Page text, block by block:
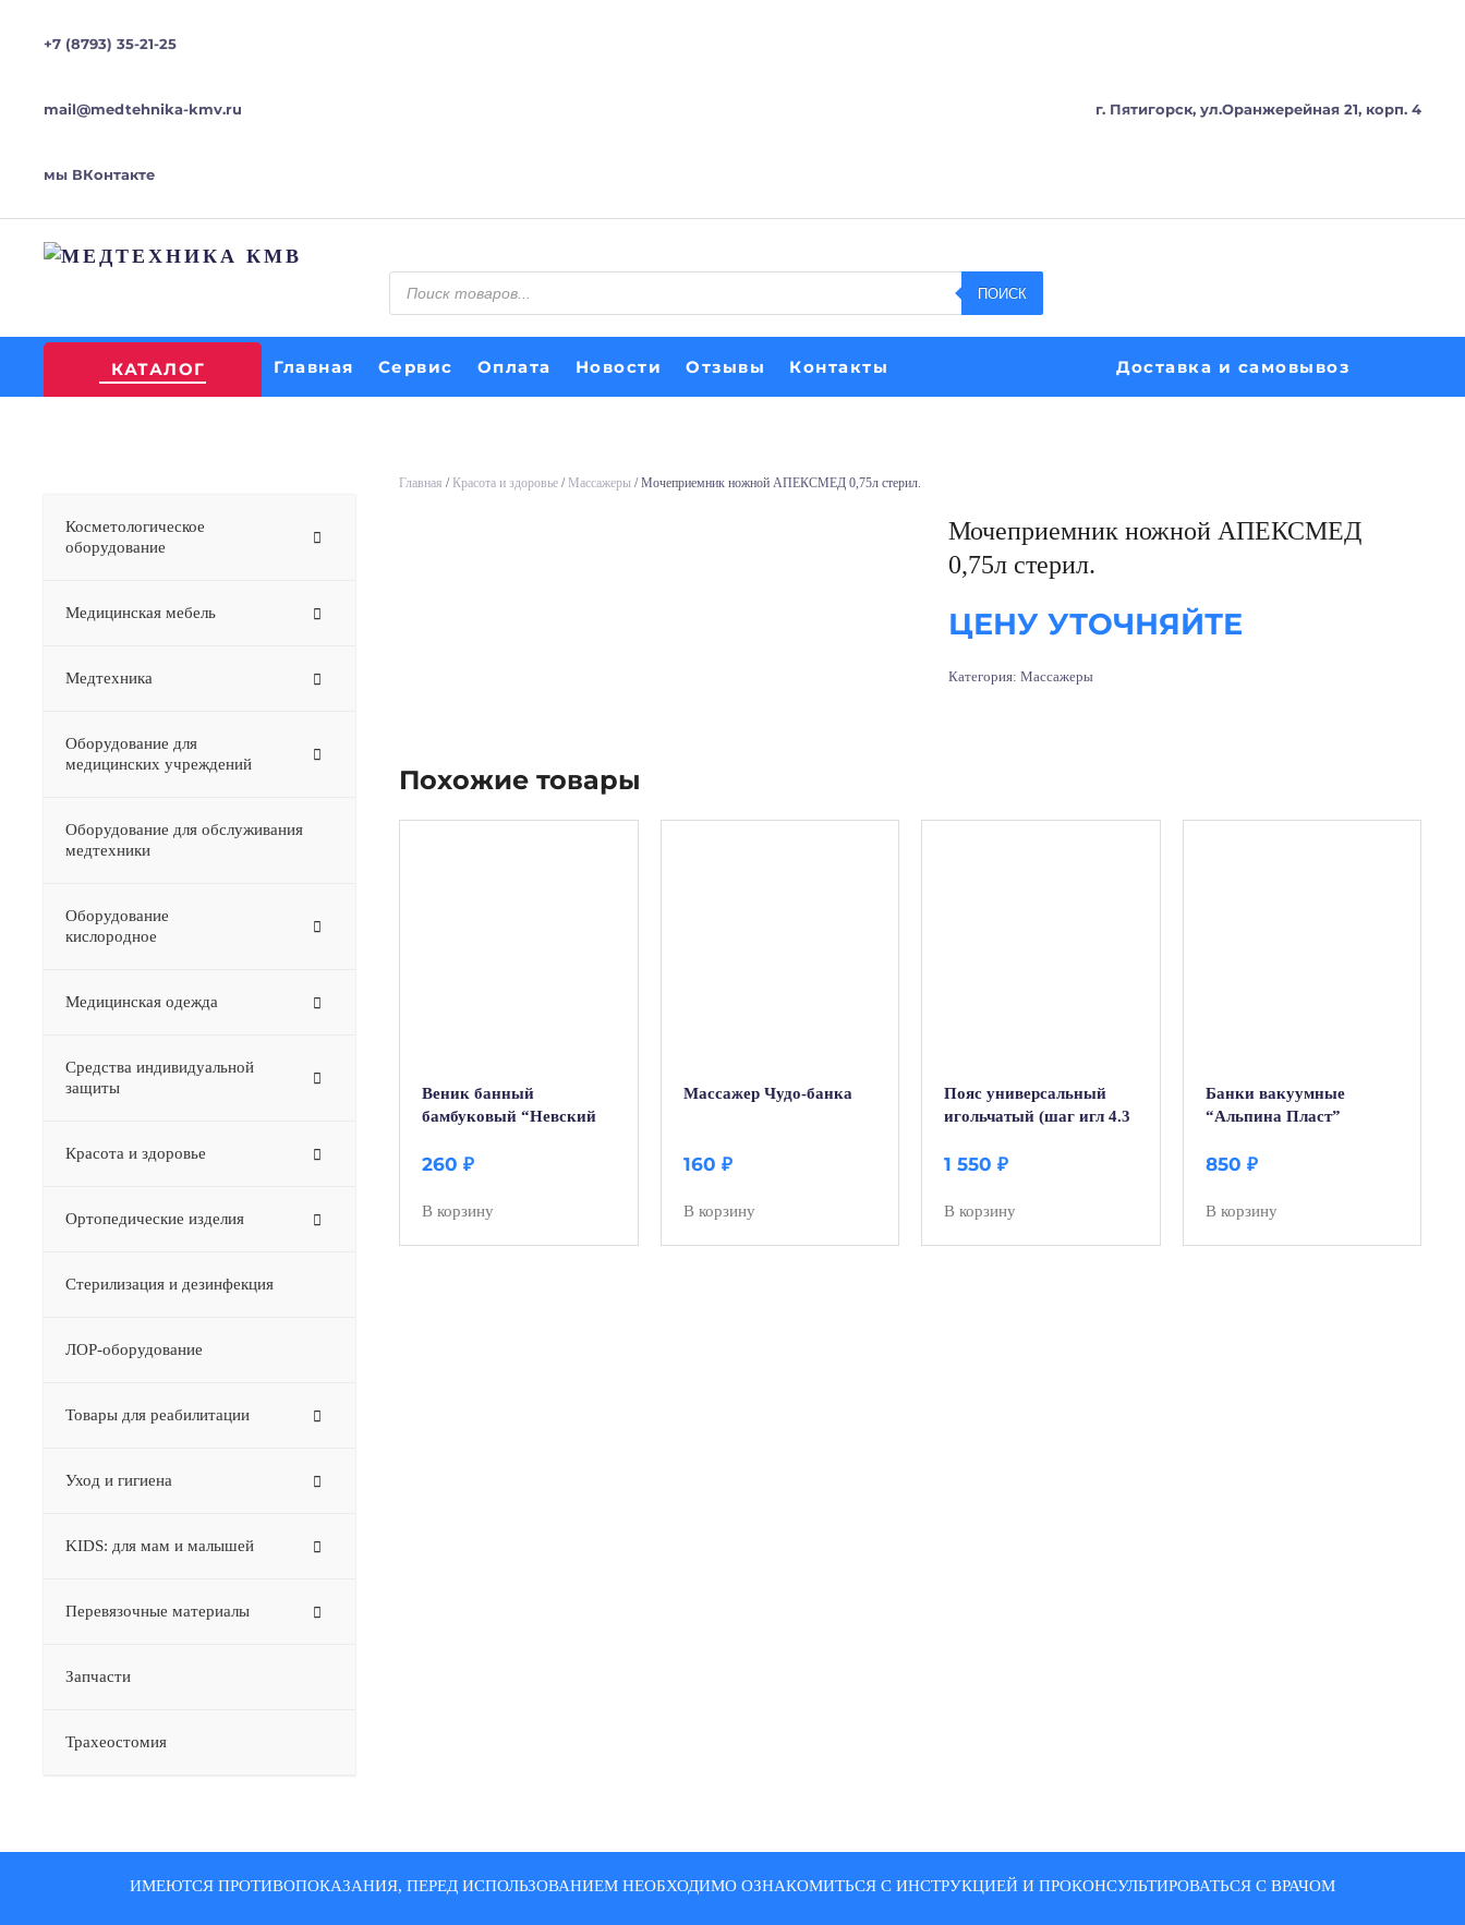
+7 (8793) 35-21-25
mail@medtehnika-kmv.ru
мы ВКонтакте
г. Пятигорск, ул.Оранжерейная 21, корп. 4
Поиск
товаров
ПОИСК
КАТАЛОГ Главная Сервис Оплата Новости Отзывы Контакты Доставка и самовывоз
Главная / Красота и здоровье / Массажеры / Мочеприемник ножной АПЕКСМЕД 0,75л стерил.
Мочеприемник ножной АПЕКСМЕД
0,75л стерил.
ЦЕНУ УТОЧНЯЙТЕ
Категория: Массажеры
Похожие товары
Веник банный
бамбуковый “Невский
260 ₽
В корзину
Массажер Чудо-банка
160 ₽
В корзину
Пояс универсальный
игольчатый (шаг игл 4.3
1 550 ₽
В корзину
Банки вакуумные
“Альпина Пласт”
850 ₽
В корзину
Косметологическое
оборудование
Медицинская мебель
Медтехника
Оборудование для
медицинских учреждений
Оборудование для обслуживания
медтехники
Оборудование
кислородное
–
Медицинская одежда
Средства индивидуальной
защиты
Красота и здоровье
Ортопедические изделия
Стерилизация и дезинфекция
ЛОР-оборудование
Товары для реабилитации
Уход и гигиена
KIDS: для мам и малышей
Перевязочные материалы
Запчасти
Трахеостомия
ИМЕЮТСЯ ПРОТИВОПОКАЗАНИЯ, ПЕРЕД ИСПОЛЬЗОВАНИЕМ НЕОБХОДИМО ОЗНАКОМИТЬСЯ С ИНСТРУКЦИЕЙ И ПРОКОНСУЛЬТИРОВАТЬСЯ С ВРАЧОМ